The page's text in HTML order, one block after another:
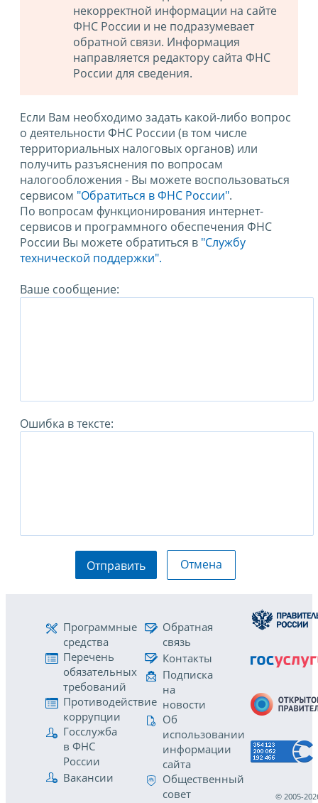
некорректной информации на сайте
ФНС России и не подразумевает
обратной связи. Информация
направляется редактору сайта ФНС
России для сведения.
Если Вам необходимо задать какой-либо вопрос
о деятельности ФНС России (в том числе
территориальных налоговых органов) или
получить разъяснения по вопросам
налогообложения - Вы можете воспользоваться
сервисом "Обратиться в ФНС России".
По вопросам функционирования интернет-
сервисов и программного обеспечения ФНС
России Вы можете обратиться в "Службу
технической поддержки".
Ваше сообщение:
Ошибка в тексте:
Отправить Отмена
Программные
средства
Перечень
обязательных
требований
Противодействие
коррупции
Госслужба
в ФНС
России
Вакансии
Обратная
связь
Контакты
Подписка
на
новости
Об
использовании
информации
сайта
Общественный
совет
© 2005-